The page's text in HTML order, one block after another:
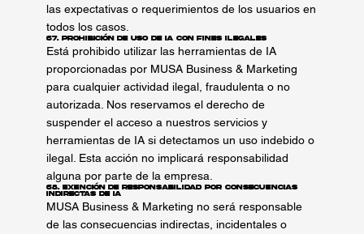
las expectativas o requerimientos de los usuarios en
todos los casos.
67. Prohibición de Uso de IA con Fines Ilegales
Está prohibido utilizar las herramientas de IA
proporcionadas por MUSA Business & Marketing
para cualquier actividad ilegal, fraudulenta o no
autorizada. Nos reservamos el derecho de
suspender el acceso a nuestros servicios y
herramientas de IA si detectamos un uso indebido o
ilegal. Esta acción no implicará responsabilidad
alguna por parte de la empresa.
68. Exención de Responsabilidad por Consecuencias
Indirectas de IA
MUSA Business & Marketing no será responsable
de las consecuencias indirectas, incidentales o